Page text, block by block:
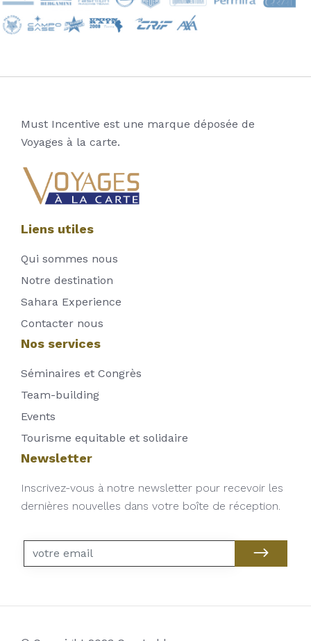
Must Incentive est une marque déposée de
Voyages à la carte.
Liens utiles
Qui sommes nous
Notre destination
Sahara Experience
Contacter nous
Nos services
Séminaires et Congrès
Team-building
Events
Tourisme equitable et solidaire
Newsletter
Inscrivez-vous à notre newsletter pour recevoir les
dernières nouvelles dans votre boîte de réception.